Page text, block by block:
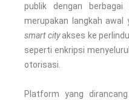
publik dengan berbagai
merupakan langkah awal
smart cityakses ke
seperti enkripsi
otorisasi.
Platform yang